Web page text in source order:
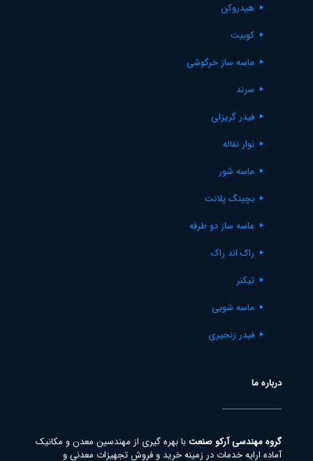
هیدروکن
کوبیت
ماسه ساز خرگوشی
سرند
فیدر گریزلی
نوار نقاله
ماسه شور
بچینگ پلانت
ماسه ساز دو طرفه
راک اند راک
تیکنر
ماسه شویی
فیدر زنجیری
درباره ما
گروه مهندسی آرکو صنعتبا بهره گیری از مهندسین معدن و مکانیک
آماده ارایه خدمات در زمینه خرید و فروش تجهیزات معدنی و